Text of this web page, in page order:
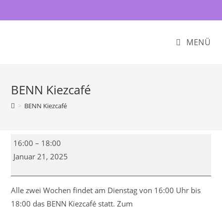
Inhalt
MENÜ
BENN Kiezcafé
> BENN Kiezcafé
BENN
Kiezcafé
16:00 – 18:00
Januar 21, 2025
Alle zwei Wochen findet am Dienstag von 16:00 Uhr bis
18:00 das BENN Kiezcafé statt. Zum